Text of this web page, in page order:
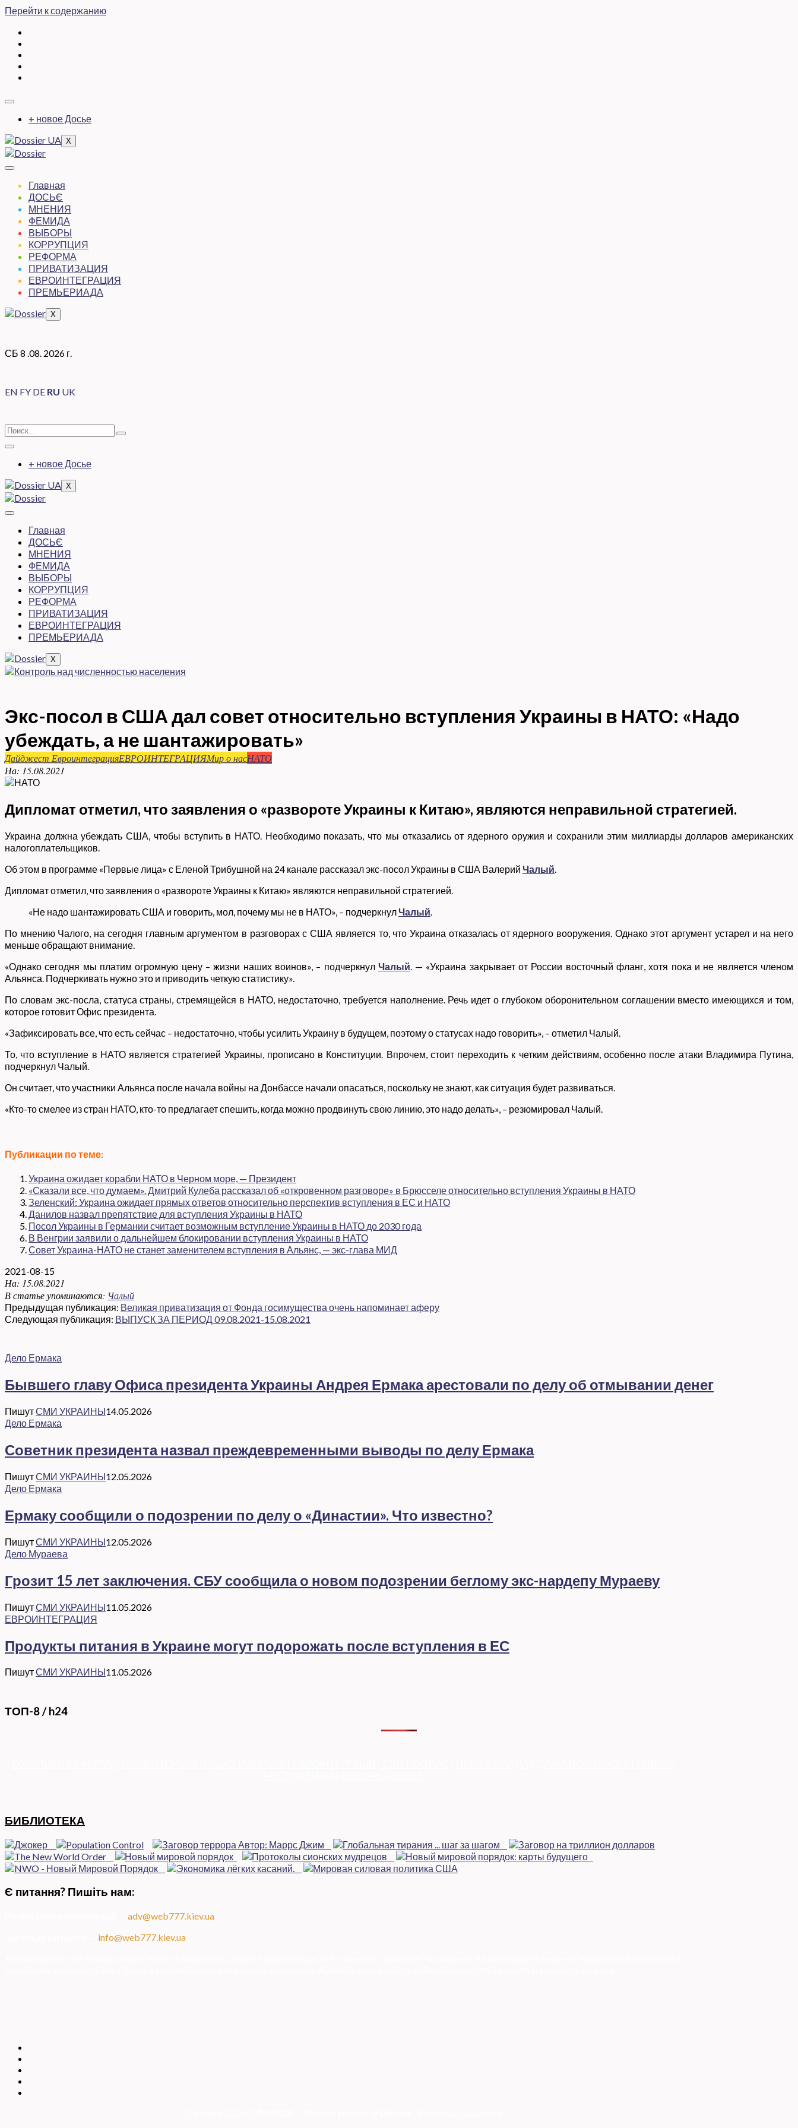
Перейти к содержанию
+ новое Досье
X
Главная
ДОСЬЄ
МНЕНИЯ
ФЕМИДА
ВЫБОРЫ
КОРРУПЦИЯ
РЕФОРМА
ПРИВАТИЗАЦИЯ
ЕВРОИНТЕГРАЦИЯ
ПРЕМЬЕРИАДА
X
СБ 8 .08. 2026 г.
EN FY DE RU UK
+ новое Досье
X
Главная
ДОСЬЄ
МНЕНИЯ
ФЕМИДА
ВЫБОРЫ
КОРРУПЦИЯ
РЕФОРМА
ПРИВАТИЗАЦИЯ
ЕВРОИНТЕГРАЦИЯ
ПРЕМЬЕРИАДА
X
Экс-посол в США дал совет относительно вступления Украины в НАТО: «Надо
убеждать, а не шантажировать»
Дайджест ЕвроинтеграцияЕВРОИНТЕГРАЦИЯМир о насНАТО
На: 15.08.2021
Дипломат отметил, что заявления о «развороте Украины к Китаю», являются неправильной стратегией.
Украина должна убеждать США, чтобы вступить в НАТО. Необходимо показать, что мы отказались от ядерного оружия и сохранили этим миллиарды долларов американских
налогоплательщиков.
Об этом в программе «Первые лица» с Еленой Трибушной на 24 канале рассказал экс-посол Украины в США Валерий Чалый.
Дипломат отметил, что заявления о «развороте Украины к Китаю» являются неправильной стратегией.
«Не надо шантажировать США и говорить, мол, почему мы не в НАТО», – подчеркнулЧалый.
По мнению Чалого, на сегодня главным аргументом в разговорах с США является то, что Украина отказалась от ядерного вооружения. Однако этот аргумент устарел и на него
меньше обращают внимание.
«Однако сегодня мы платим огромную цену – жизни наших воинов», – подчеркнул Чалый. — «Украина закрывает от России восточный фланг, хотя пока и не является членом
Альянса. Подчеркивать нужно это и приводить четкую статистику».
По словам экс-посла, статуса страны, стремящейся в НАТО, недостаточно, требуется наполнение. Речь идет о глубоком оборонительном соглашении вместо имеющихся и том,
которое готовит Офис президента.
«Зафиксировать все, что есть сейчас – недостаточно, чтобы усилить Украину в будущем, поэтому о статусах надо говорить», – отметил Чалый.
То, что вступление в НАТО является стратегией Украины, прописано в Конституции. Впрочем, стоит переходить к четким действиям, особенно после атаки Владимира Путина,
подчеркнул Чалый.
Он считает, что участники Альянса после начала войны на Донбассе начали опасаться, поскольку не знают, как ситуация будет развиваться.
«Кто-то смелее из стран НАТО, кто-то предлагает спешить, когда можно продвинуть свою линию, это надо делать», – резюмировал Чалый.
Публикации по теме:
Украина ожидает корабли НАТО в Черном море, — Президент
«Сказали все, что думаем». Дмитрий Кулеба рассказал об «откровенном разговоре» в Брюсселе относительно вступления Украины в НАТО
Зеленский: Украина ожидает прямых ответов относительно перспектив вступления в ЕС и НАТО
Данилов назвал препятствие для вступления Украины в НАТО
Посол Украины в Германии считает возможным вступление Украины в НАТО до 2030 года
В Венгрии заявили о дальнейшем блокировании вступления Украины в НАТО
Совет Украина-НАТО не станет заменителем вступления в Альянс, — экс-глава МИД
2021-08-15
На: 15.08.2021
В статье упоминаются: Чалый
Предыдущая публикация: Великая приватизация от Фонда госимущества очень напоминает аферу
Следующая публикация: ВЫПУСК ЗА ПЕРИОД 09.08.2021-15.08.2021
Дело Ермака
Бывшего главу Офиса президента Украины Андрея Ермака арестовали по делу об отмывании денег
ПишутСМИ УКРАИНЫ14.05.2026
Дело Ермака
Советник президента назвал преждевременными выводы по делу Ермака
ПишутСМИ УКРАИНЫ12.05.2026
Дело Ермака
Ермаку сообщили о подозрении по делу о «Династии». Что известно?
ПишутСМИ УКРАИНЫ12.05.2026
Дело Мураева
Грозит 15 лет заключения. СБУ сообщила о новом подозрении беглому экс-нардепу Мураеву
ПишутСМИ УКРАИНЫ11.05.2026
ЕВРОИНТЕГРАЦИЯ
Продукты питания в Украине могут подорожать после вступления в ЕС
ПишутСМИ УКРАИНЫ11.05.2026
ТОП-8 / h24
БИБЛИОТЕКА
Є питання? Пишіть нам:
adv@web777.kiev.ua
info@web777.kiev.ua